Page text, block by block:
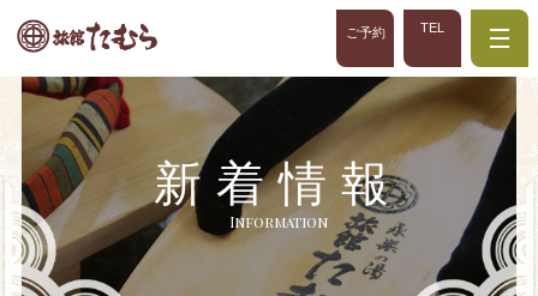
ご予約 TEL
新着情報
Information